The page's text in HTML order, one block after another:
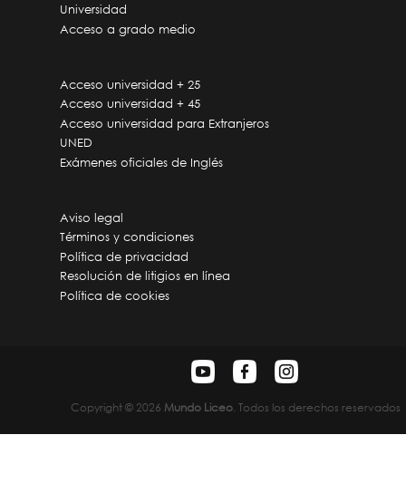
Universidad
Acceso a grado medio
Acceso universidad + 25
Acceso universidad + 45
Acceso universidad para Extranjeros
UNED
Exámenes oficiales de Inglés
Aviso legal
Términos y condiciones
Política de privacidad
Resolución de litigios en línea
Política de cookies
Copyright © 2026 Mundo Liceo . Todos los derechos reservados